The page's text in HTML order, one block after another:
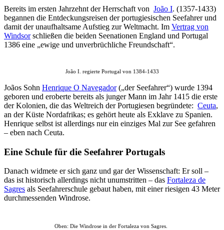
Bereits im ersten Jahrzehnt der Herrschaft von João I. (1357-1433)
begannen die Entdeckungsreisen der portugiesischen Seefahrer und
damit der unaufhaltsame Aufstieg zur Weltmacht. Im Vertrag von
Windsorschließen die beiden Seenationen England und Portugal
1386 eine „ewige und unverbrüchliche Freundschaft“.
João I. regierte Portugal von 1384-1433
Joãos Sohn Henrique O Navegador(„der Seefahrer“) wurde 1394
geboren und eroberte bereits als junger Mann im Jahr 1415 die erste
der Kolonien, die das Weltreich der Portugiesen begründete: Ceuta,
an der Küste Nordafrikas; es gehört heute als Exklave zu Spanien.
Henrique selbst ist allerdings nur ein einziges Mal zur See gefahren
– eben nach Ceuta.
Eine Schule für die Seefahrer Portugals
Danach widmete er sich ganz und gar der Wissenschaft: Er soll –
das ist historisch allerdings nicht unumstritten – das Fortaleza de
Sagres als Seefahrerschule gebaut haben, mit einer riesigen 43 Meter
durchmessenden Windrose.
Oben: Die Windrose in der Fortaleza von Sagres.